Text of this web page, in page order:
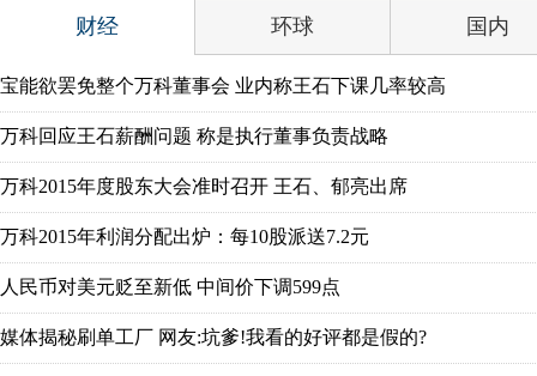
财经 环球 国内
宝能欲罢免整个万科董事会 业内称王石下课几率较高
万科回应王石薪酬问题 称是执行董事负责战略
万科2015年度股东大会准时召开 王石、郁亮出席
万科2015年利润分配出炉：每10股派送7.2元
人民币对美元贬至新低 中间价下调599点
媒体揭秘刷单工厂 网友:坑爹!我看的好评都是假的?